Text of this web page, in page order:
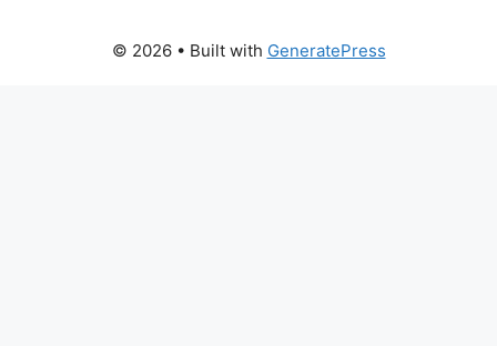
© 2026 • Built with GeneratePress